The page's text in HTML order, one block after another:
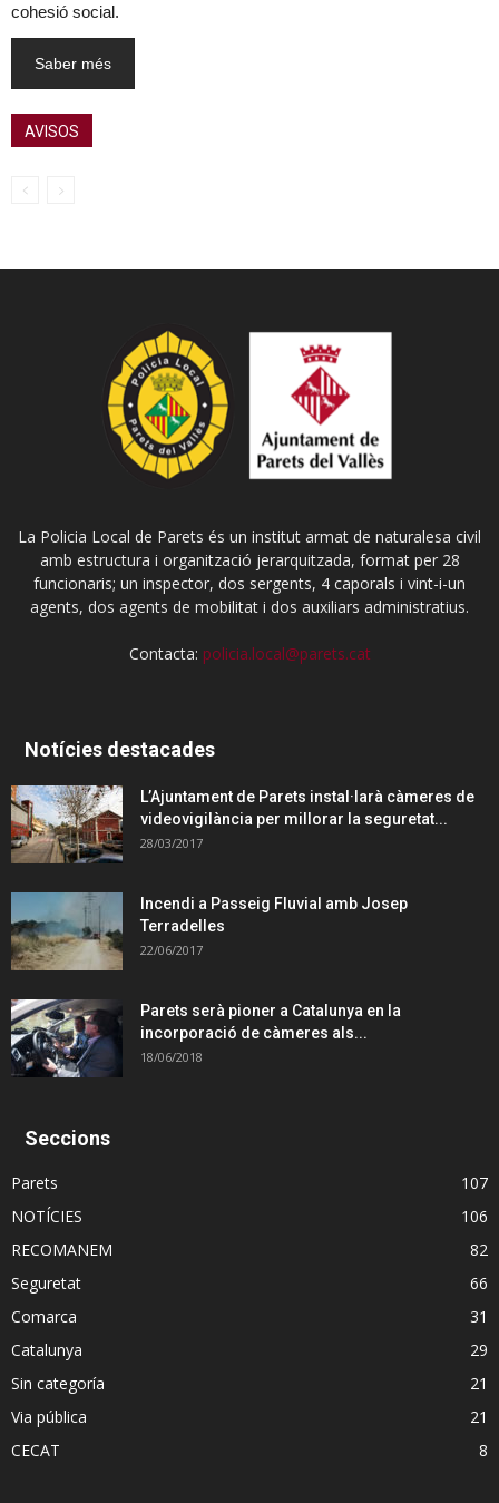
cohesió social.
Saber més
AVISOS
La Policia Local de Parets és un institut armat de naturalesa civil
amb estructura i organització jerarquitzada, format per 28
funcionaris; un inspector, dos sergents, 4 caporals i vint-i-un
agents, dos agents de mobilitat i dos auxiliars administratius.
Contacta: policia.local@parets.cat
Notícies destacades
L’Ajuntament de Parets instal·larà càmeres de
videovigilància per millorar la seguretat...
28/03/2017
Incendi a Passeig Fluvial amb Josep
Terradelles
22/06/2017
Parets serà pioner a Catalunya en la
incorporació de càmeres als...
18/06/2018
Seccions
Parets
107
NOTÍCIES
106
RECOMANEM
82
Seguretat
66
Comarca
31
Catalunya
29
Sin categoría
21
Via pública
21
CECAT
8